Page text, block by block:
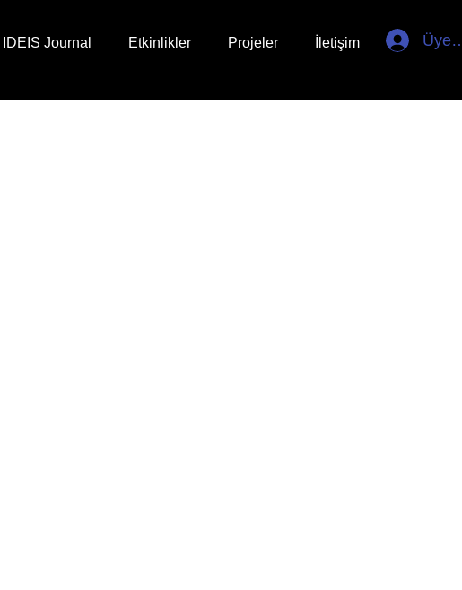
IDEIS Journal Etkinlikler Projeler İletişim Üye